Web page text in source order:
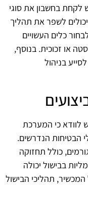
לקחת בחשבון את סוגי
לשפר את תהליך
כלים העשויים
או זכוכית. בנוסף,
בניהול
לוודא כי המערכת
הבטיחות הנדרשים.
כולל תחזוקה
בבישול יכולה
תהליכי הבישול